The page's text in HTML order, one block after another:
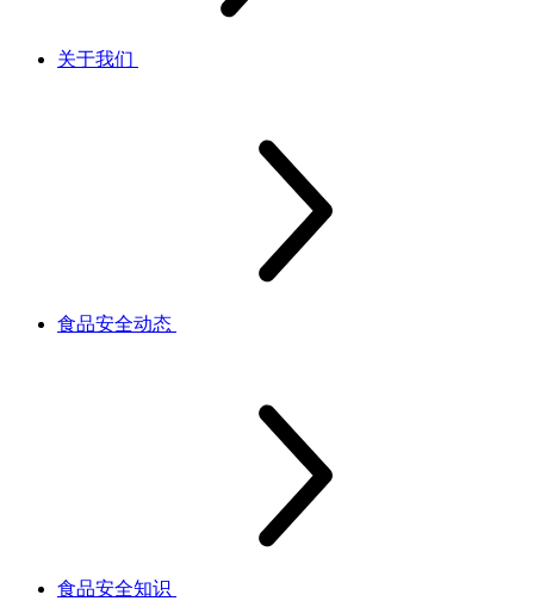
关于我们
食品安全动态
食品安全知识